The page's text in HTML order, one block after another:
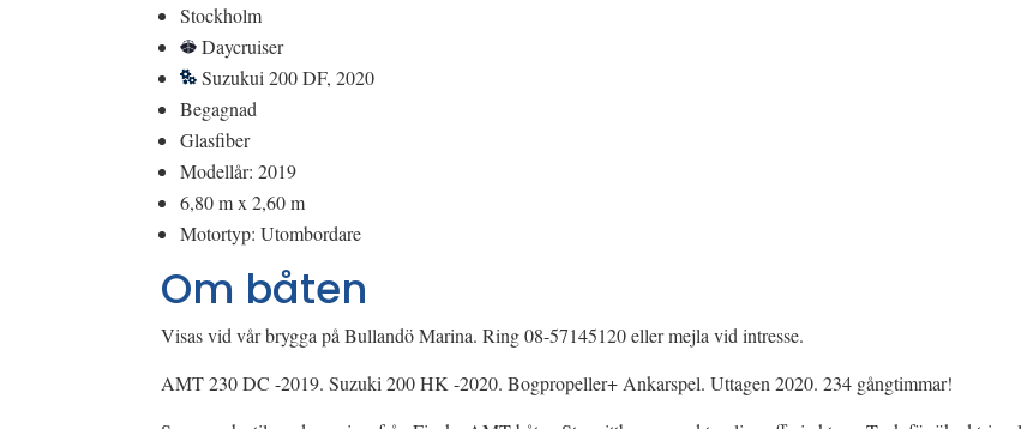
Stockholm
Daycruiser
Suzukui 200 DF, 2020
Begagnad
Glasfiber
Modellår: 2019
6,80 m x 2,60 m
Motortyp: Utombordare
Om båten
Visas vid vår brygga på Bullandö Marina. Ring 08-57145120 eller mejla vid intresse.
AMT 230 DC -2019. Suzuki 200 HK -2020. Bogpropeller+ Ankarspel. Uttagen 2020. 234 gångtimmar!